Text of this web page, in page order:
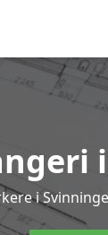
i